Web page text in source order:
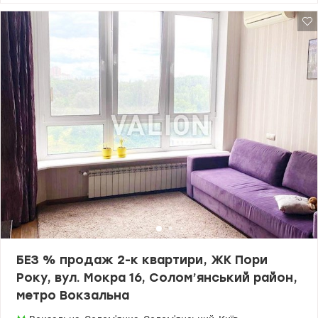
чудово підійде як для власного проживання, так і для здачі в
оренду. Переваги квартири: - цегляний будинок (теплий взимку,
прохолодний влітку); - хороший житловий стан; - централізоване
опалення; - бойлер – гаряча вода цілий рік; - суміжний санвузол
із ванною; - кондиціонер у кухні; - меблі у кімнаті; - ніша у
передпокої; - холодильник; - газова плита та витяжка; -
швидкісний інтернет. Локація, яка економить ваш час. У пішій
доступності: - парк Партизанської слави та парк Таращанець; -
Палац культури Дарниця; - залізнична станція Дарниця; -
школи, дитячі садки, поліклініка; - супермаркети: АТБ, Новус,
Екомаркет; - продуктовий та речовий ринок; - кав'ярні, магазини,
Нова пошта, укрпошта; - ТРЦ New Way* та спортивні комплекси. -
метро Бориспільська, Вирлиця та Харківська – приблизно 15 -20
хвилин громадським транспортом. Вдале поєднання затишку,
розвиненої інфраструктури та зручного транспортного
сполучення. Квартира перебуває у власності понад 3 роки, тому
продаж не передбачає сплати податків. Ціна - 55 000 y.o. Комісія
БЕЗ % продаж 2-к квартири, ЖК Пори
Року, вул. Мокра 16, Солом’янський район,
метро Вокзальна